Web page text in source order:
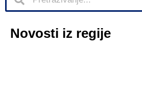
Novosti iz regije